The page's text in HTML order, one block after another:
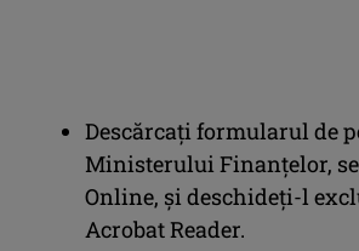
Descărcați formularul de
Ministerului Finanțelor,
Online, și deschideți-l
Acrobat Reader.